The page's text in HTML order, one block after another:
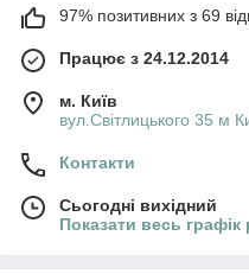
97% позитивних з 69
Працює з 24.12.2014
м. Київ
вул.Світлицького 35 м
Контакти
Сьогодні вихідний
Показати весь графік